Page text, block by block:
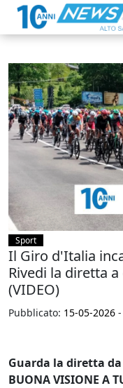
Sport
Il Giro d'Italia
Rivedi la diretta
(VIDEO)
Pubblicato: 15-05-2026 -
Guarda la diretta
BUONA VISIONE A